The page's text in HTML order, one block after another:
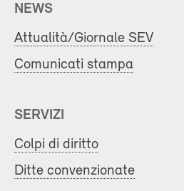
NEWS
Attualità/Giornale SEV
Comunicati stampa
SERVIZI
Colpi di diritto
Ditte convenzionate